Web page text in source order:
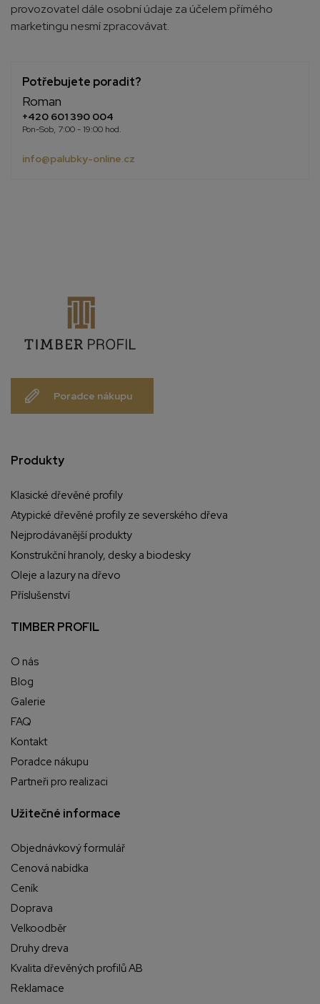
Potřebujete poradit?
Roman
+420 601 390 004
Pon-Sob, 7:00 - 19:00 hod.
info@palubky-online.cz
provozovatel dále osobní údaje za účelem přímého
marketingu nesmí zpracovávat.
Poradce nákupu
Produkty
Klasické dřevěné profily
Atypické dřevěné profily ze severského dřeva
Nejprodávanější produkty
Konstrukční hranoly, desky a biodesky
Oleje a lazury na dřevo
Příslušenství
TIMBER PROFIL
O nás
Blog
Galerie
FAQ
Kontakt
Poradce nákupu
Partneři pro realizaci
Užitečné informace
Objednávkový formulář
Cenová nabídka
Ceník
Doprava
Velkoodběr
Druhy dreva
Kvalita dřevěných profilů AB
Reklamace